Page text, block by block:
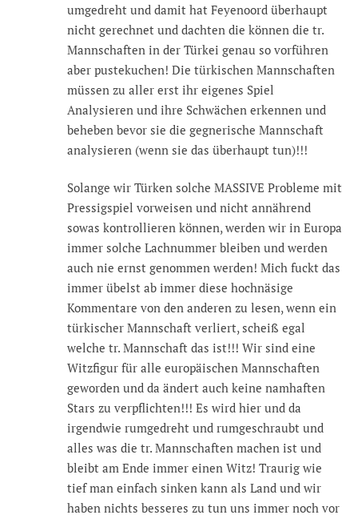
umgedreht und damit hat Feyenoord überhaupt
nicht gerechnet und dachten die können die tr.
Mannschaften in der Türkei genau so vorführen
aber pustekuchen! Die türkischen Mannschaften
müssen zu aller erst ihr eigenes Spiel
Analysieren und ihre Schwächen erkennen und
beheben bevor sie die gegnerische Mannschaft
analysieren (wenn sie das überhaupt tun)!!!
Solange wir Türken solche MASSIVE Probleme mit
Pressigspiel vorweisen und nicht annährend
sowas kontrollieren können, werden wir in Europa
immer solche Lachnummer bleiben und werden
auch nie ernst genommen werden! Mich fuckt das
immer übelst ab immer diese hochnäsige
Kommentare von den anderen zu lesen, wenn ein
türkischer Mannschaft verliert, scheiß egal
welche tr. Mannschaft das ist!!! Wir sind eine
Witzfigur für alle europäischen Mannschaften
geworden und da ändert auch keine namhaften
Stars zu verpflichten!!! Es wird hier und da
irgendwie rumgedreht und rumgeschraubt und
alles was die tr. Mannschaften machen ist und
bleibt am Ende immer einen Witz! Traurig wie
tief man einfach sinken kann als Land und wir
haben nichts besseres zu tun uns immer noch vor